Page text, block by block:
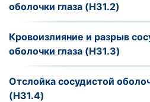
оболочки глаза (H31.2)
Кровоизлияние и разрыв
оболочки глаза (H31.3)
Отслойка сосудистой
(H31.4)